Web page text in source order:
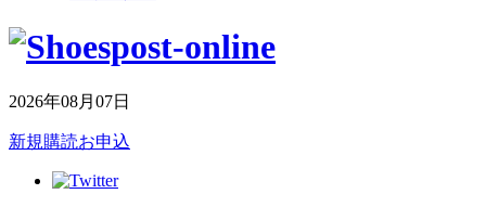
2026年08月07日
新規購読お申込